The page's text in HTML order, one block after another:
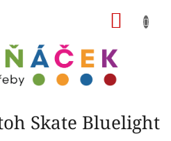
Skate Bluelight